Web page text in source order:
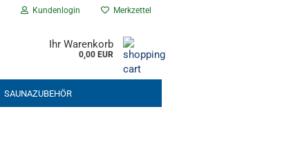
Kundenlogin Merkzettel
Ihr Warenkorb
0,00 EUR
SAUNAZUBEHÖR